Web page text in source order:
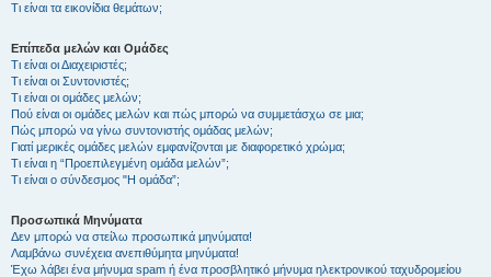
Τι είναι τα εικονίδια θεμάτων;
Επίπεδα μελών και Ομάδες
Τι είναι οι Διαχειριστές;
Τι είναι οι Συντονιστές;
Τι είναι οι ομάδες μελών;
Πού είναι οι ομάδες μελών και πώς μπορώ να συμμετάσχω σε μια;
Πώς μπορώ να γίνω συντονιστής ομάδας μελών;
Γιατί μερικές ομάδες μελών εμφανίζονται με διαφορετικό χρώμα;
Τι είναι η “Προεπιλεγμένη ομάδα μελών”;
Τι είναι ο σύνδεσμος "Η ομάδα”;
Προσωπικά Μηνύματα
Δεν μπορώ να στείλω προσωπικά μηνύματα!
Λαμβάνω συνέχεια ανεπιθύμητα μηνύματα!
Έχω λάβει ένα μήνυμα spam ή ένα προσβλητικό μήνυμα ηλεκτρονικού ταχυδρομείου